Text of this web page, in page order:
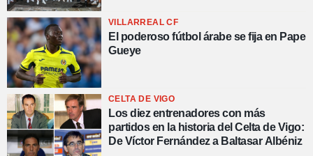
VILLARREAL CF
El poderoso fútbol árabe se fija en Pape
Gueye
CELTA DE VIGO
Los diez entrenadores con más
partidos en la historia del Celta de Vigo:
De Víctor Fernández a Baltasar Albéniz